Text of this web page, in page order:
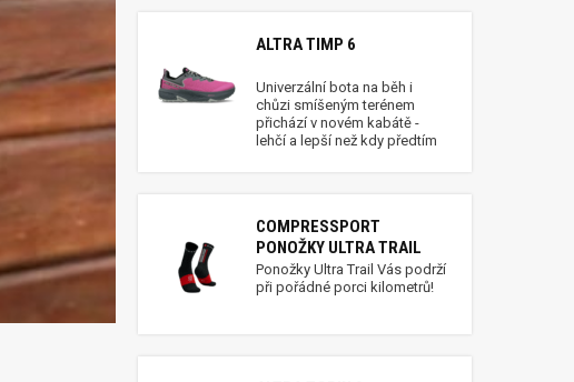
ALTRA TIMP 6
Univerzální bota na běh i
chůzi smíšeným terénem
přichází v novém kabátě -
lehčí a lepší než kdy předtím
COMPRESSPORT
PONOŽKY ULTRA TRAIL
Ponožky Ultra Trail Vás podrží
při pořádné porci kilometrů!